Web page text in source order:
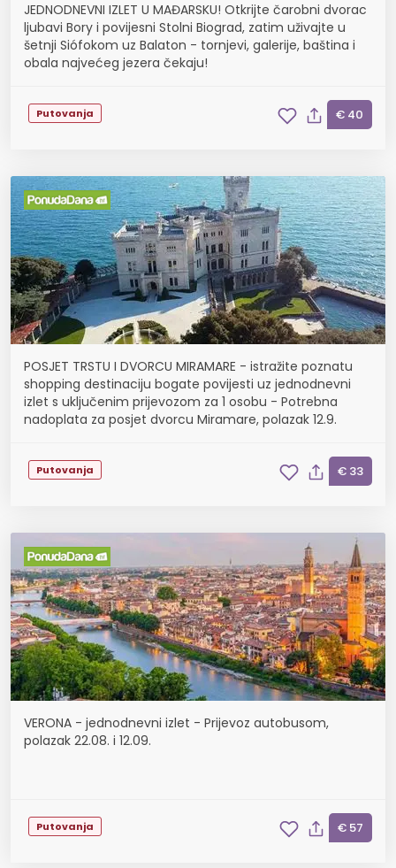
JEDNODNEVNI IZLET U MAĐARSKU! Otkrijte čarobni dvorac
ljubavi Bory i povijesni Stolni Biograd, zatim uživajte u
šetnji Siófokom uz Balaton - tornjevi, galerije, baština i
obala najvećeg jezera čekaju!
Putovanja € 40
POSJET TRSTU I DVORCU MIRAMARE - istražite poznatu
shopping destinaciju bogate povijesti uz jednodnevni
izlet s uključenim prijevozom za 1 osobu - Potrebna
nadoplata za posjet dvorcu Miramare, polazak 12.9.
Putovanja € 33
VERONA - jednodnevni izlet - Prijevoz autobusom,
polazak 22.08. i 12.09.
Putovanja € 57